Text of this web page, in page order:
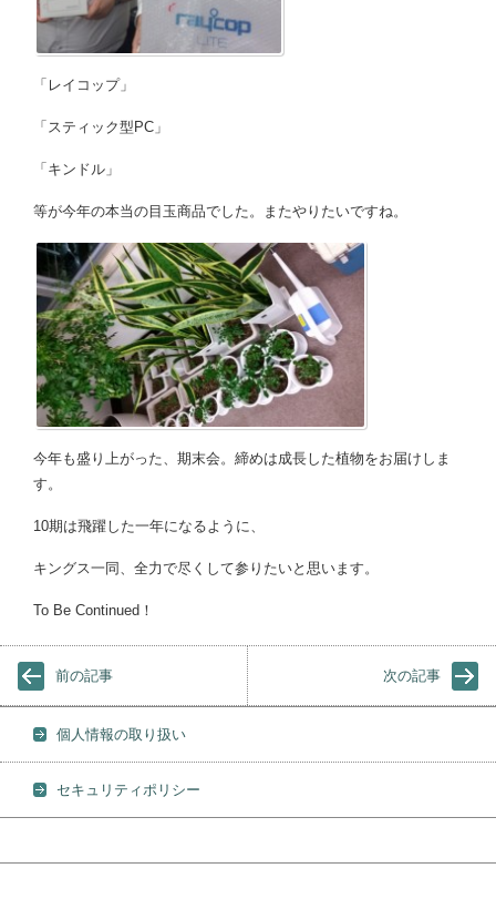
「レイコップ」
「スティック型PC」
「キンドル」
等が今年の本当の目玉商品でした。またやりたいですね。
今年も盛り上がった、期末会。締めは成長した植物をお届けしま
す。
10期は飛躍した一年になるように、
キングス一同、全力で尽くして参りたいと思います。
To Be Continued！
前の記事 次の記事
個人情報の取り扱い
セキュリティポリシー